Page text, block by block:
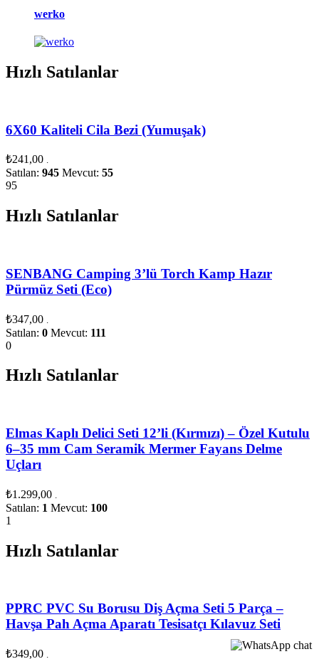
werko
Hızlı Satılanlar
6X60 Kaliteli Cila Bezi (Yumuşak)
₺241,00 .
Satılan: 945 Mevcut: 55
95
Hızlı Satılanlar
SENBANG Camping 3’lü Torch Kamp Hazır
Pürmüz Seti (Eco)
₺347,00
Satılan: 0 Mevcut: 111
0
Hızlı Satılanlar
Elmas Kaplı Delici Seti 12’li (Kırmızı) – Özel Kutulu
6–35 mm Cam Seramik Mermer Fayans Delme
Uçları
₺1.299,00
Satılan: 1 Mevcut: 100
1
Hızlı Satılanlar
PPRC PVC Su Borusu Diş Açma Seti 5 Parça –
Havşa Pah Açma Aparatı Tesisatçı Kılavuz Seti
₺349,00 .